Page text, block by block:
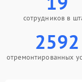
сотрудников в
2592
отремонтированных